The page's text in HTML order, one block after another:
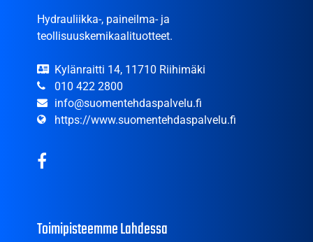
Hydrauliikka-, paineilma- ja
teollisuuskemikaalituotteet.
Kylänraitti 14, 11710 Riihimäki
010 422 2800
info@suomentehdaspalvelu.fi
https://www.suomentehdaspalvelu.fi
Toimipisteemme Lahdessa